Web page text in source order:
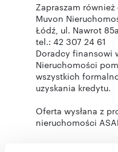
Zapraszam również
Muvon
Łódź, ul. Nawrot
tel.: 42 307 24 61
Doradcy finansowi
Nieruchomości
wszystkich
uzyskania kredytu.
Oferta wysłana z
nieruchomości